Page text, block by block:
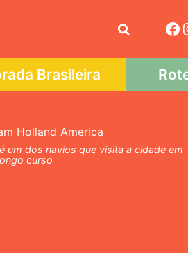
Brasileira
um dos navios que visita a cidade em
curso